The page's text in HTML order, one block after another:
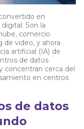
en
Son la
comercio
de video, y ahora
artificial (IA) de
de datos
concentran cerca del
en centros
de datos